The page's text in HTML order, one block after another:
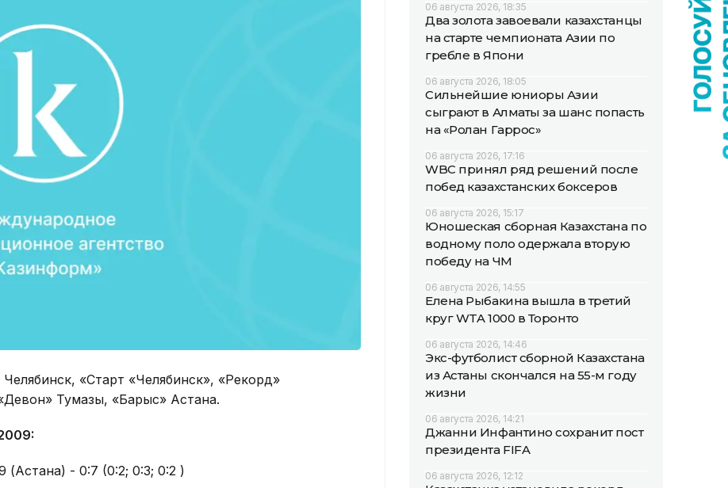
«Старт «Челябинск», «Рекорд»
Тумазы, «Барыс» Астана.
(Астана) - 0:7 (0:2; 0:3; 0:2 )
06 августа 2026, 18:35
Два золота завоевали казахстанцы
на старте чемпионата Азии по
гребле в Япони
06 августа 2026, 18:05
Сильнейшие юниоры Азии
сыграют в Алматы за шанс попасть
на «Ролан Гаррос»
06 августа 2026, 17:16
WBC принял ряд решений после
побед казахстанских боксеров
06 августа 2026, 15:17
Юношеская сборная Казахстана по
водному поло одержала вторую
победу на ЧМ
06 августа 2026, 14:55
Елена Рыбакина вышла в третий
круг WTA 1000 в Торонто
06 августа 2026, 14:46
Экс-футболист сборной Казахстана
из Астаны скончался на 55-м году
жизни
06 августа 2026, 14:21
Джанни Инфантино сохранит пост
президента FIFA
06 августа 2026, 12:12